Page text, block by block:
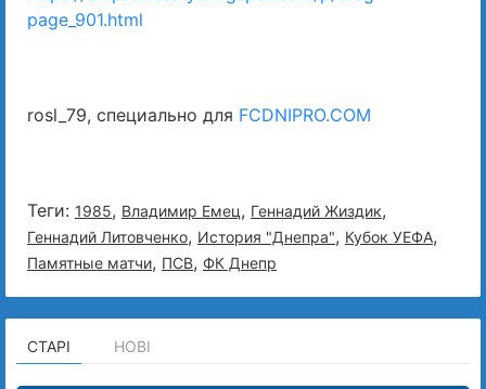
page_901.html
rosl_79, специально для FCDNIPRO.COM
Теги: 1985, Владимир Емец, Геннадий Жиздик,
Геннадий Литовченко, История "Днепра", Кубок УЕФА,
Памятные матчи, ПСВ, ФК Днепр
СТАРІ НОВІ